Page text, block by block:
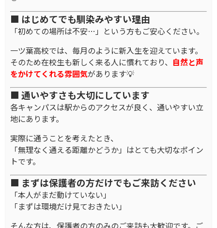
■ はじめてでも馴染みやすい理由
「初めての場所は不安…」という方もご安心ください。
一ツ葉高校では、毎月のように新入生を迎えています。
そのため在校生も新しく来る人に慣れており、 自然と声
をかけてくれる雰囲気があります💡
■ 通いやすさも大切にしています
各キャンパスは駅からのアクセスが良く、通いやすい立
地にあります。
実際に通うことを考えたとき、
「無理なく通える距離かどうか」はとても大切なポイン
トです。
■ まずは保護者の方だけでもご来訪ください
「本人がまだ動けていない」
「まずは環境だけ見ておきたい」
そんな方は、保護者の方のみのご来訪も大歓迎です。ご